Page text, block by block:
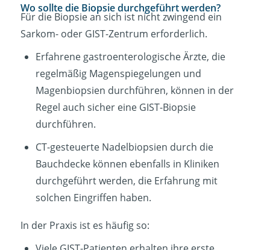
Wo sollte die Biopsie durchgeführt werden?
Für die Biopsie an sich ist nicht zwingend ein
Sarkom- oder GIST-Zentrum erforderlich.
Erfahrene gastroenterologische Ärzte, die
regelmäßig Magenspiegelungen und
Magenbiopsien durchführen, können in der
Regel auch sicher eine GIST-Biopsie
durchführen.
CT-gesteuerte Nadelbiopsien durch die
Bauchdecke können ebenfalls in Kliniken
durchgeführt werden, die Erfahrung mit
solchen Eingriffen haben.
In der Praxis ist es häufig so: